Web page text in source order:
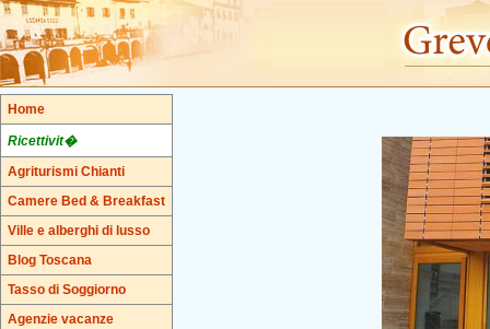
Home
Ricettivit�
Agriturismi Chianti
Camere Bed & Breakfast
Ville e alberghi di lusso
Blog Toscana
Tasso di Soggiorno
Agenzie vacanze